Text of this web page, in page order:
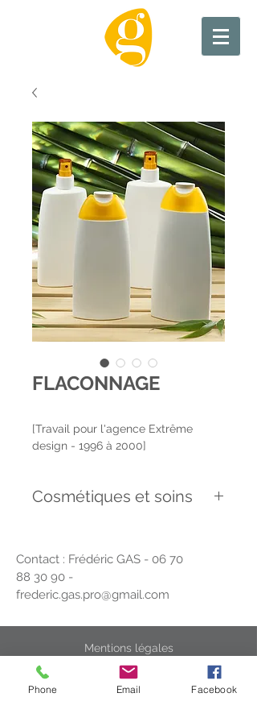
FLACONNAGE
[Travail pour l'agence Extrême
design - 1996 à 2000]
Cosmétiques et soins
Plastohm, Linéance, Perma...
Contact : Frédéric GAS - 06 70
88 30 90 -
frederic.gas.pro@gmail.com
Mentions légales
Politique en matière de cookies
Politique de confidentialité
Phone Email Facebook